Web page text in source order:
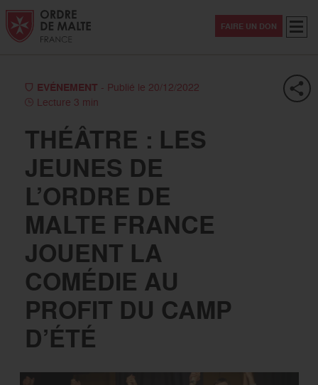
Aller au contenu
Aller à la recherche
Aller au menu
FAIRE UN DON
EVÉNEMENT - Publié le 20/12/2022
Lecture 3 min
THÉÂTRE : LES
JEUNES DE
L’ORDRE DE
MALTE FRANCE
JOUENT LA
COMÉDIE AU
PROFIT DU CAMP
D’ÉTÉ